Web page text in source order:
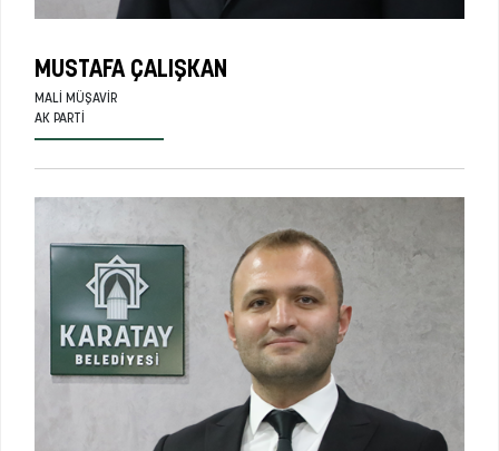
MUSTAFA ÇALIŞKAN
MALI MÜŞAVIR
AK PARTI